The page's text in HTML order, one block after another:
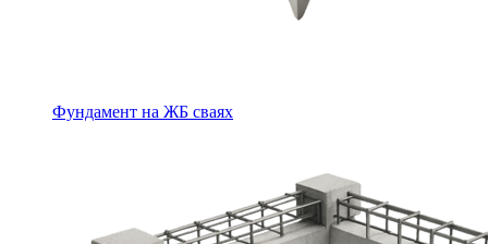
Фундамент на ЖБ сваях